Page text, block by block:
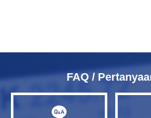
FAQ /